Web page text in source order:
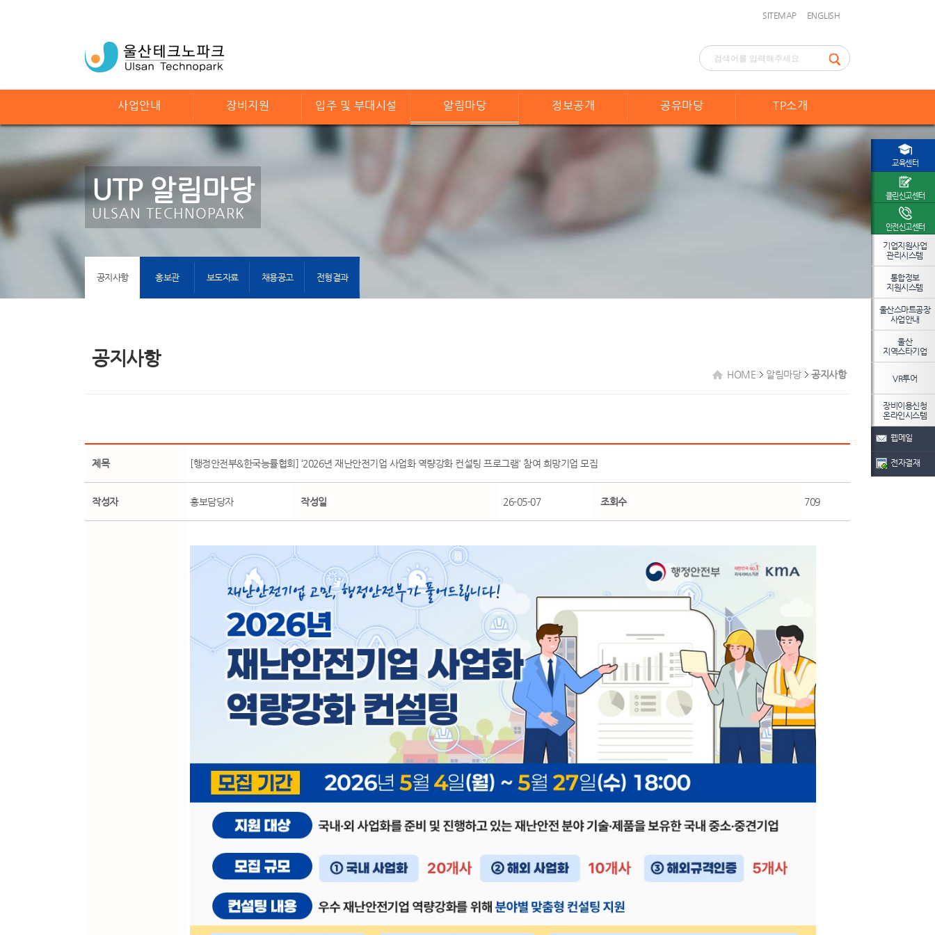
SITEMAP ENGLISH
사업안내 장비지원 입주 및 부대시설 알림마당 정보공개 공유마당 TP소개
UTP 알림마당
ULSAN TECHNOPARK
공지사항 홍보관 보도자료 채용공고 전형결과
공지사항
HOME 알림마당 공지사항
제목 [행정안전부&한국능률협회] ‘2026년 재난안전기업 사업화 역량강화 컨설팅 프로그램' 참여 희망기업 모집
작성자 홍보담당자 작성일 26-05-07 조회수 709
교육센터
클린신고센터
안전신고센터
기업지원사업
관리시스템
통합정보
지원시스템
울산스마트공장
사업안내
울산
지역스타기업
VR투어
장비이용신청
온라인시스템
웹메일
전자결재